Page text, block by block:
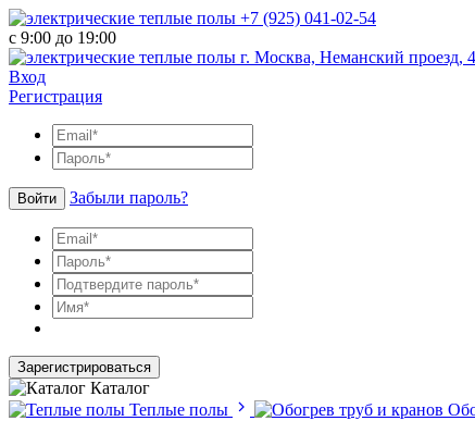
+7 (925) 041-02-54
с 9:00 до 19:00
г. Москва, Неманский проезд,
Вход
Регистрация
Войти Забыли пароль?
Зарегистрироваться
Каталог
Теплые полы